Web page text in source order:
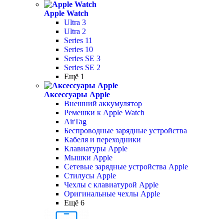
Apple Watch
Ultra 3
Ultra 2
Series 11
Series 10
Series SE 3
Series SE 2
Ещё 1
Аксессуары Apple
Внешний аккумулятор
Ремешки к Apple Watch
AirTag
Беспроводные зарядные устройства
Кабеля и переходники
Клавиатуры Apple
Мышки Apple
Сетевые зарядные устройства Apple
Стилусы Apple
Чехлы с клавиатурой Apple
Оригинальные чехлы Apple
Ещё 6